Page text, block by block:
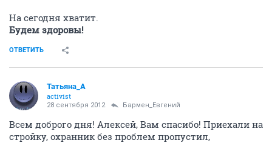
На сегодня хватит.
Будем здоровы!
ОТВЕТИТЬ
Татьяна_А
activist
28 сентября 2012 Бармен_Евгений
Всем доброго дня! Алексей, Вам спасибо! Приехали на
стройку, охранник без проблем пропустил,